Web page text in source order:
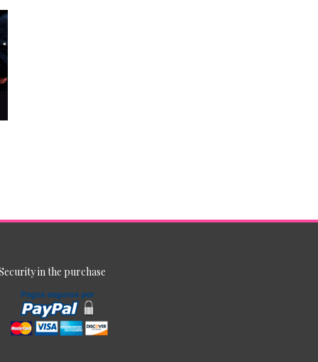
in the purchase